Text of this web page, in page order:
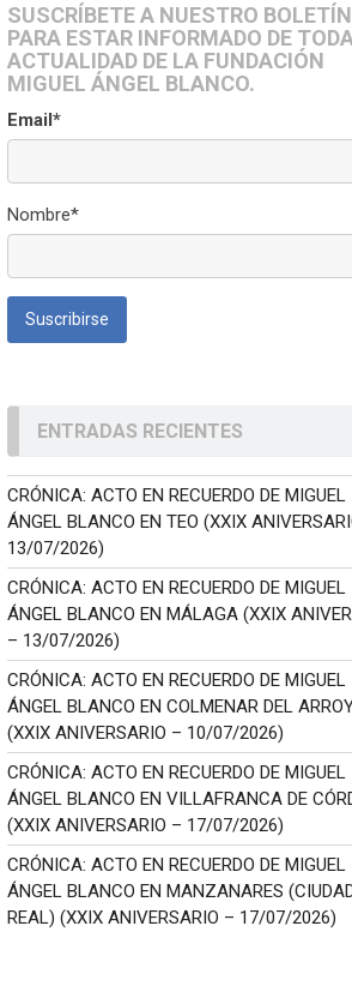
SUSCRÍBETE A NUESTRO BOLETÍN
PARA ESTAR INFORMADO DE
ACTUALIDAD DE LA FUNDACIÓN
MIGUEL ÁNGEL BLANCO.
Email*
Nombre*
ENTRADAS RECIENTES
CRÓNICA: ACTO EN RECUERDO DE MIGUEL
ÁNGEL BLANCO EN TEO (XXIX
13/07/2026)
CRÓNICA: ACTO EN RECUERDO DE MIGUEL
ÁNGEL BLANCO EN MÁLAGA (XXIX
– 13/07/2026)
CRÓNICA: ACTO EN RECUERDO DE MIGUEL
ÁNGEL BLANCO EN COLMENAR DEL
(XXIX ANIVERSARIO – 10/07/2026)
CRÓNICA: ACTO EN RECUERDO DE MIGUEL
ÁNGEL BLANCO EN VILLAFRANCA DE
(XXIX ANIVERSARIO – 17/07/2026)
CRÓNICA: ACTO EN RECUERDO DE MIGUEL
ÁNGEL BLANCO EN MANZANARES
REAL) (XXIX ANIVERSARIO – 17/07/2026)